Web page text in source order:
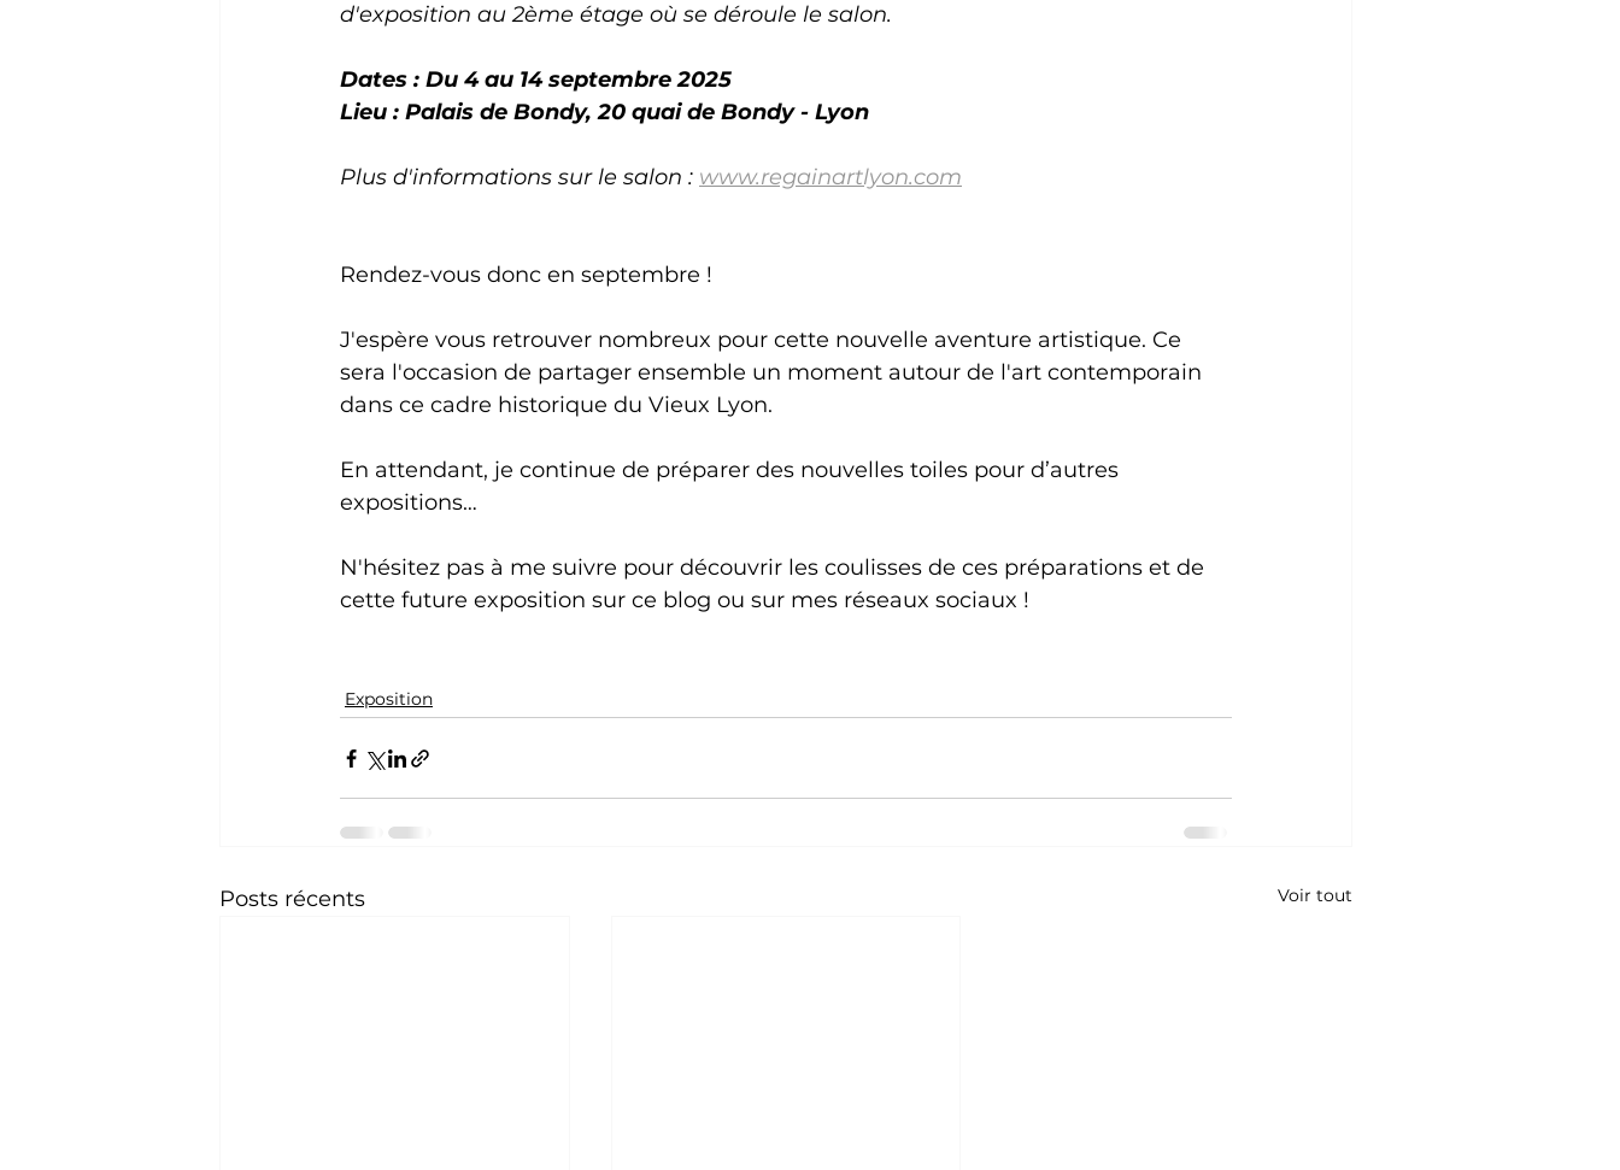
d'exposition au 2ème étage où se déroule le salon.
Dates : Du 4 au 14 septembre 2025
Lieu : Palais de Bondy, 20 quai de Bondy - Lyon
Plus d'informations sur le salon : www.regainartlyon.com
Rendez-vous donc en septembre !
J'espère vous retrouver nombreux pour cette nouvelle aventure artistique. Ce
sera l'occasion de partager ensemble un moment autour de l'art contemporain
dans ce cadre historique du Vieux Lyon.
En attendant, je continue de préparer des nouvelles toiles pour d’autres
expositions…
N'hésitez pas à me suivre pour découvrir les coulisses de ces préparations et de
cette future exposition sur ce blog ou sur mes réseaux sociaux !
Exposition
Posts récents Voir tout